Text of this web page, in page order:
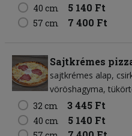
40 cm 5 140 Ft
57 cm 7 400 Ft
Sajtkrémes
sajtkrémes alap
vöröshagyma
32 cm
3 445 Ft
40 cm 5 140 Ft